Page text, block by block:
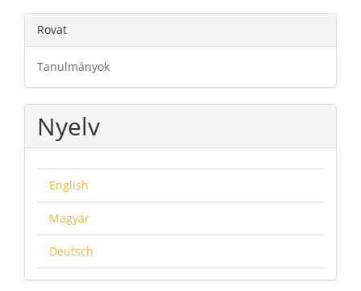
Rovat
Tanulmányok
Nyelv
English
Magyar
Deutsch